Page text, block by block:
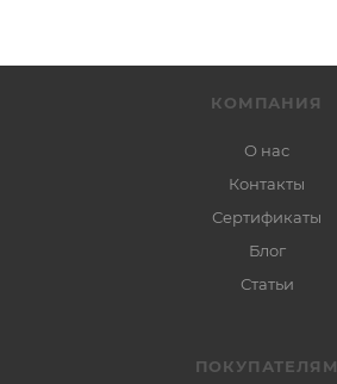
КОМПАНИЯ
О нас
Контакты
Сертификаты
Блог
Статьи
ПОКУПАТЕЛЯМ